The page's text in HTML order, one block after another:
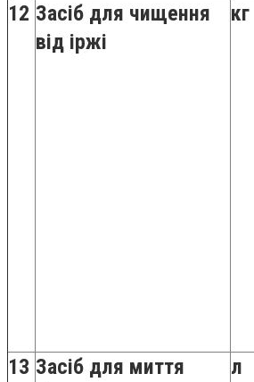
12 Засіб для чищення
від іржі
кг
13 Засіб для миття
л